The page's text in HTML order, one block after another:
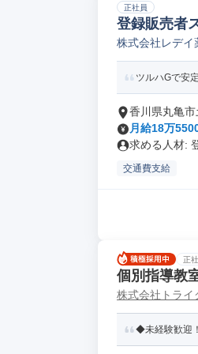
正社員
登録販売者
株式会社レデイ
ツルハGで安
香川県丸亀市
月給18万
求める人材:
交通費支給
正
個別指導教
株式会社トライ
◆未経験歓迎